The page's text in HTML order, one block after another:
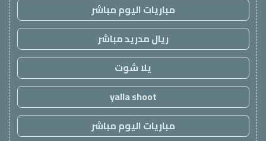
مباريات اليوم مباشر
ريال مدريد مباشر
يلا شوت
yalla shoot
مباريات اليوم مباشر